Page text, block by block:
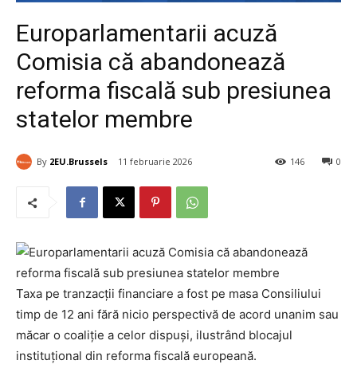
Europarlamentarii acuză
Comisia că abandonează
reforma fiscală sub presiunea
statelor membre
By 2EU.Brussels 11 februarie 2026 0
146
Taxa pe tranzacții financiare a fost pe masa Consiliului
timp de 12 ani fără nicio perspectivă de acord unanim sau
măcar o coaliție a celor dispuși, ilustrând blocajul
instituțional din reforma fiscală europeană.